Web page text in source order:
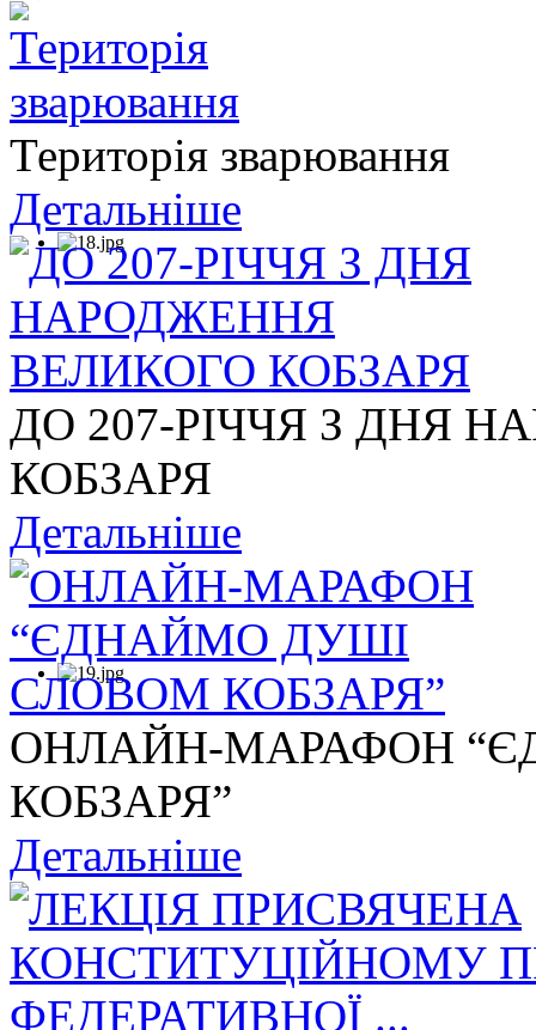
Територія зварювання
Детальніше
ДО 207-РІЧЧЯ З ДНЯ
КОБЗАРЯ
Детальніше
ОНЛАЙН-МАРАФОН
КОБЗАРЯ”
Детальніше